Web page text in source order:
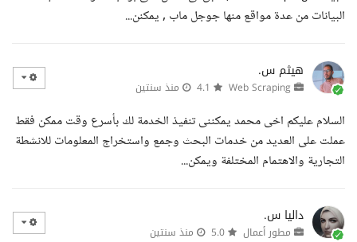
البيانات من عدة مواقع منها جوجل ماب , يمكنن...
هيثم س.
منذ سنتين
السلام عليكم اخى محمد يمكننى تنفيذ الخدمة لك بأسرع وقت ممكن فقط
عملت على العديد من خدمات البحث وجمع واستخراج المعلومات للانشطة
التجارية والاهتمام المختلفة ويمكن...
داليا س.
مطور أعمال منذ سنتين